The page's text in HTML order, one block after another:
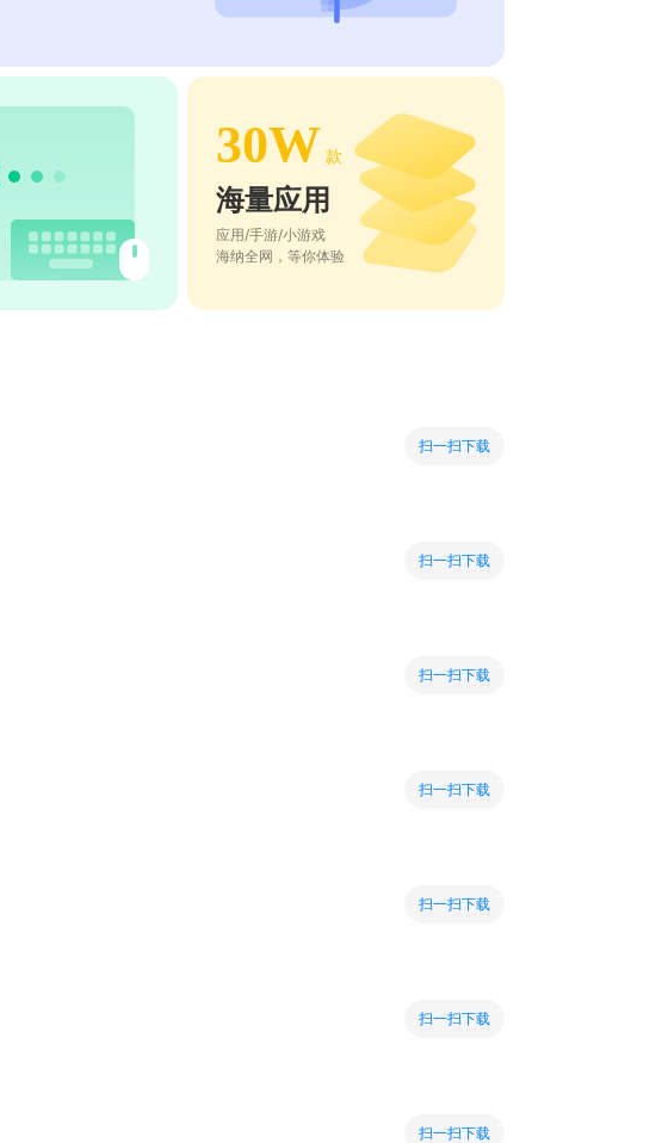
30W 款
海量应用
应用/手游/小游戏
海纳全网，等你体验
扫一扫下载
扫一扫下载
扫一扫下载
扫一扫下载
扫一扫下载
扫一扫下载
扫一扫下载